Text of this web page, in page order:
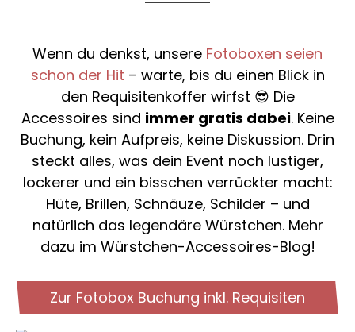
Online Galerie
Hintergründe
Printlayouts
Branding
Betreuung
Requisiten
Lieferung
Über Uns
FAQ
Preise
Blog
Guide
Referenzen
Merchandise
Login
Wenn du denkst, unsere Fotoboxen seien
schon der Hit – warte, bis du einen Blick in
den Requisitenkoffer wirfst 😎 Die
Accessoires sind immer gratis dabei. Keine
Buchung, kein Aufpreis, keine Diskussion. Drin
steckt alles, was dein Event noch lustiger,
lockerer und ein bisschen verrückter macht:
Hüte, Brillen, Schnäuze, Schilder – und
natürlich das legendäre Würstchen. Mehr
dazu im Würstchen-Accessoires-Blog!
Zur Fotobox Buchung inkl. Requisiten